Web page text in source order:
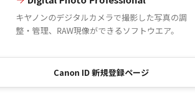
キヤノンのデジタルカメラで撮影した写真の調
整・管理、RAW現像ができるソフトウエア。
Canon ID 新規登録ページ